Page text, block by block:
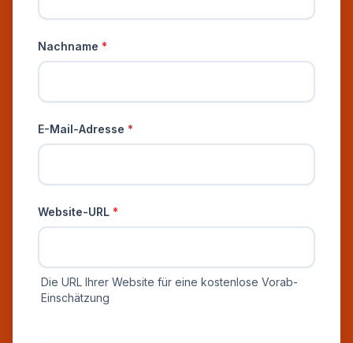
Nachname *
E-Mail-Adresse *
Website-URL *
Die URL Ihrer Website für eine kostenlose Vorab-
Einschätzung